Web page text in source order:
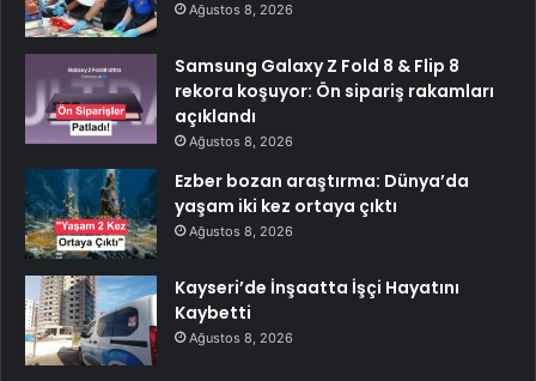
Ağustos 8, 2026
Samsung Galaxy Z Fold 8 & Flip 8
rekora koşuyor: Ön sipariş rakamları
açıklandı
Ağustos 8, 2026
Ezber bozan araştırma: Dünya’da
yaşam iki kez ortaya çıktı
Ağustos 8, 2026
Kayseri’de İnşaatta İşçi Hayatını
Kaybetti
Ağustos 8, 2026